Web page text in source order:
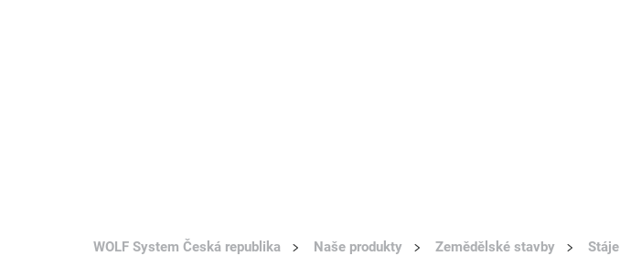
WOLF System Česká republika Naše produkty Zemědělské stavby Stáje